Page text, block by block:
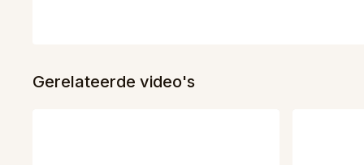
Gerelateerde video's